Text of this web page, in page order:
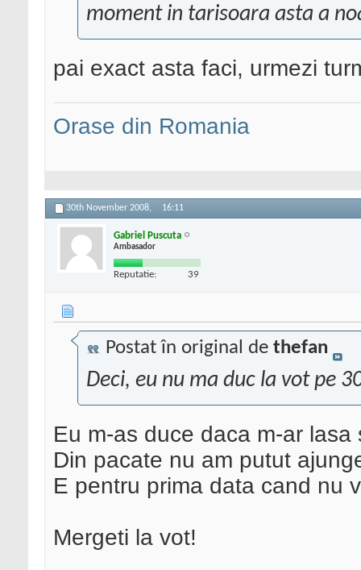
moment in tarisoara asta a
pai exact asta faci, urmezi
Orase din Romania
30th November 2008, 16:11
Gabriel Puscuta
Ambasador
Reputatie: 39
Postat în original de thefan
Deci, eu nu ma duc la vot pe
Eu m-as duce daca m-ar lasa
Din pacate nu am putut
E pentru prima data cand nu
Mergeti la vot!